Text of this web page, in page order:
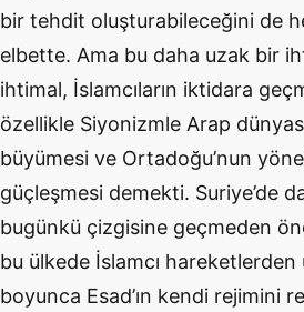
bir tehdit oluşturabileceğini de
elbette. Ama bu daha uzak bir
ihtimal, İslamcıların iktidara
özellikle Siyonizmle Arap
büyümesi ve Ortadoğu’nun
güçleşmesi demekti. Suriye’de
bugünkü çizgisine geçmeden
bu ülkede İslamcı
boyunca Esad’ın kendi rejimini